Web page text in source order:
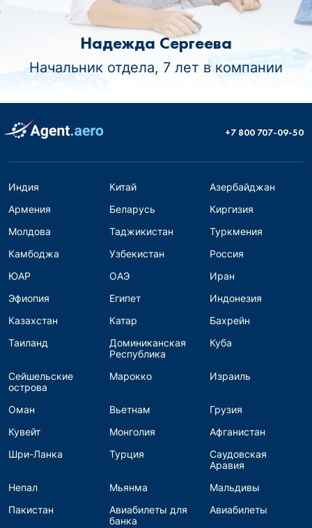
Надежда Сергеева
Начальник отдела, 7 лет в компании
+7 800 707-09-50
Индия Китай
Азербайджан
Армения
Беларусь
Киргизия
Молдова
Таджикистан
Туркмения
Камбоджа
Узбекистан
Россия
ЮАР
ОАЭ
Иран
Эфиопия
Египет
Индонезия
Казахстан
Катар
Бахрейн
Таиланд
Доминиканская
Республика
Куба
Сейшельские
острова
Марокко Израиль
Оман Вьетнам
Грузия
Кувейт
Монголия
Афганистан
Шри-Ланка
Турция
Саудовская
Аравия
Непал
Мьянма
Мальдивы
Пакистан
Авиабилеты для
банка
Авиабилеты